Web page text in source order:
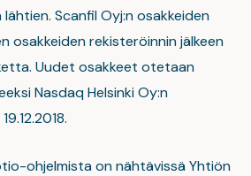
Scanfil Oyj:n osakkeiden
osakkeiden rekisteröinnin jälkeen
Uudet osakkeet otetaan
Nasdaq Helsinki Oy:n
ohjelmista on nähtävissä Yhtiön